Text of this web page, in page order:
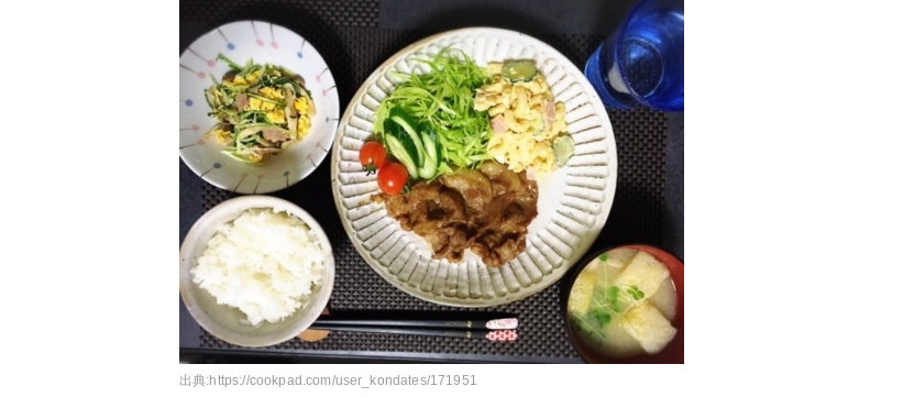
出典:https://cookpad.com/user_kondates/171951